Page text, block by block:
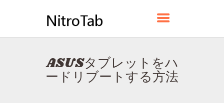
ASUSタブレットをハ
ードリブートする方法
NITROTAB
ホーム
HUBGLIDEについて